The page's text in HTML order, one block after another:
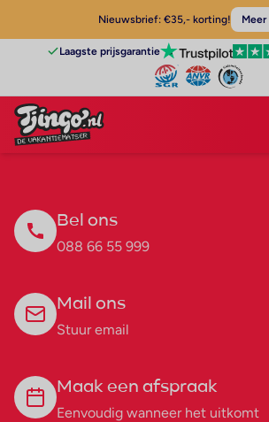
Nieuwsbrief: €35,- korting!
Laagste prijsgarantie
Bel ons
088 66 55 999
Mail ons
Stuur email
Maak een afspraak
Eenvoudig wanneer het uitkomt